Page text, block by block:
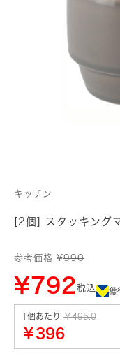
キッチン
[2個] スタッキング
参考価格 ¥990
¥792税込 獲
1個あたり ￥495.0
￥396